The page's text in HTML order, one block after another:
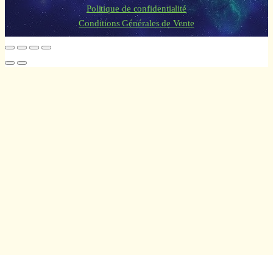
Politique de confidentialité
Conditions Générales de Vente